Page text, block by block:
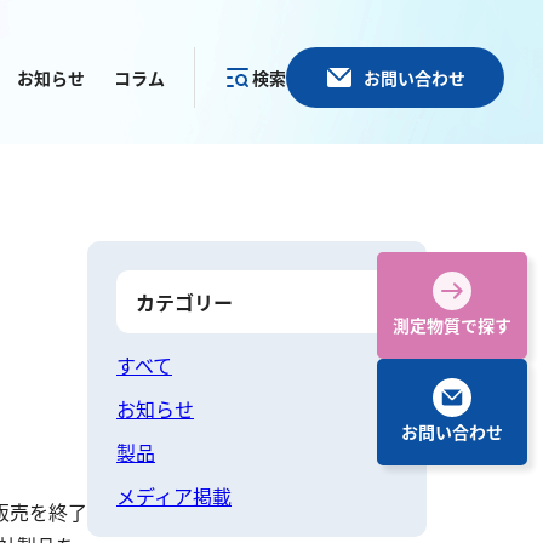
検索 お問い合わせ
お知らせ コラム
売を終了
カテゴリー
すべて
お知らせ
製品
メディア掲載
測定物質で探す
お問い合わせ
カテゴリーで探す
その他
塩化物
アルカリ度
pH
ほう素